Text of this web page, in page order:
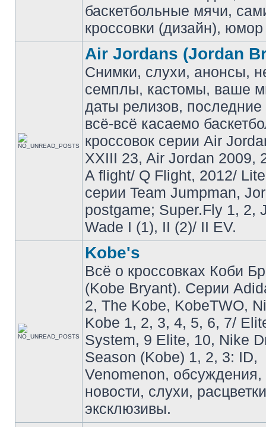
баскетбольные мячи,
кроссовки (дизайн),
Air Jordans (Jordan
Снимки, слухи, анонсы,
семплы, кастомы, ваше
даты релизов, последние
всё-всё касаемо
кроссовок серии Air
XXIII 23, Air Jordan 2009,
A flight/ Q Flight, 2012/
серии Team Jumpman,
postgame; Super.Fly 1, 2,
Wade I (1), II (2)/ II EV.
Kobe's
Всё о кроссовках Коби
(Kobe Bryant). Серии
2, The Kobe, KobeTWO,
Kobe 1, 2, 3, 4, 5, 6, 7/
System, 9 Elite, 10, Nike
Season (Kobe) 1, 2, 3: ID,
Venomenon,
новости, слухи,
эксклюзивы.